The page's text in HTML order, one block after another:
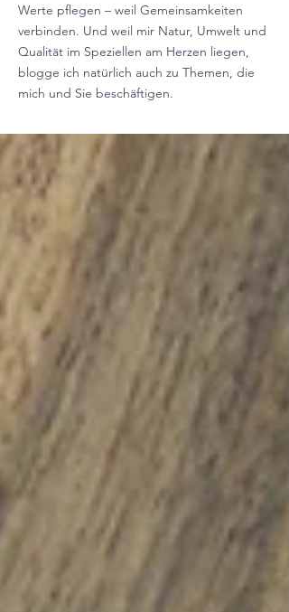
Werte pflegen – weil Gemeinsamkeiten
verbinden. Und weil mir Natur, Umwelt und
Qualität im Speziellen am Herzen liegen,
blogge ich natürlich auch zu Themen, die
mich und Sie beschäftigen.